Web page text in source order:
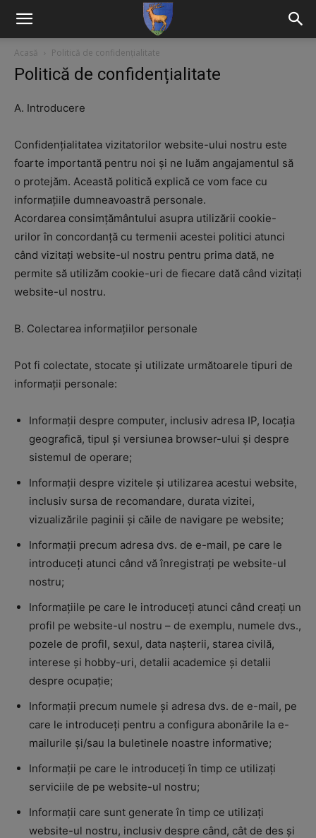
Acasă Politică de confidențialitate
Politică de confidențialitate
A. Introducere
Confidențialitatea vizitatorilor website-ului nostru este
foarte importantă pentru noi și ne luăm angajamentul să
o protejăm. Această politică explică ce vom face cu
informațiile dumneavoastră personale.
Acordarea consimțământului asupra utilizării cookie-
urilor în concordanță cu termenii acestei politici atunci
când vizitați website-ul nostru pentru prima dată, ne
permite să utilizăm cookie-uri de fiecare dată când vizitați
website-ul nostru.
B. Colectarea informațiilor personale
Pot fi colectate, stocate și utilizate următoarele tipuri de
informații personale:
Informații despre computer, inclusiv adresa IP, locația
geografică, tipul și versiunea browser-ului și despre
sistemul de operare;
Informații despre vizitele și utilizarea acestui website,
inclusiv sursa de recomandare, durata vizitei,
vizualizările paginii și căile de navigare pe website;
Informații precum adresa dvs. de e-mail, pe care le
introduceți atunci când vă înregistrați pe website-ul
nostru;
Informațiile pe care le introduceți atunci când creați un
profil pe website-ul nostru – de exemplu, numele dvs.,
pozele de profil, sexul, data nașterii, starea civilă,
interese și hobby-uri, detalii academice și detalii
despre ocupație;
Informații precum numele și adresa dvs. de e-mail, pe
care le introduceți pentru a configura abonările la e-
mailurile și/sau la buletinele noastre informative;
Informații pe care le introduceți în timp ce utilizați
serviciile de pe website-ul nostru;
Informații care sunt generate în timp ce utilizați
website-ul nostru, inclusiv despre când, cât de des și